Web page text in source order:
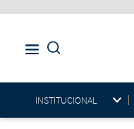
INSTITUCIONAL